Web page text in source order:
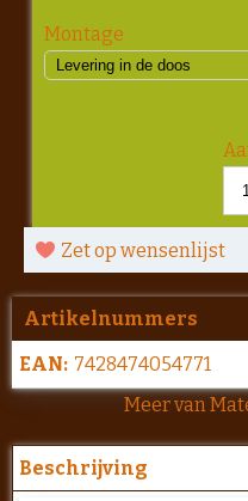
Montage
Zet op wensenlijst
Artikelnummers
EAN: 7428474054771
Meer van
Beschrijving